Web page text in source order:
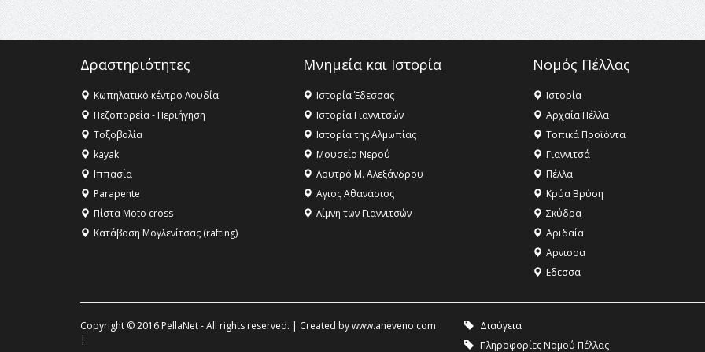
Δραστηριότητες
Κωπηλατικό κέντρο Λουδία
Πεζοπορεία - Περιήγηση
Τοξοβολία
kayak
Ιππασία
Parapente
Πίστα Moto cross
Κατάβαση Μογλενίτσας (rafting)
Μνημεία και Ιστορία
Ιστορία Έδεσσας
Ιστορία Γιαννιτσών
Ιστορία της Αλμωπίας
Μουσείο Νερού
Λουτρό Μ. Αλεξάνδρου
Αγιος Αθανάσιος
Λίμνη των Γιαννιτσών
Νομός Πέλλας
Ιστορία
Αρχαία Πέλλα
Τοπικά Προϊόντα
Γιαννιτσά
Πέλλα
Κρύα Βρύση
Σκύδρα
Αριδαία
Aρνισσα
Eδεσσα
Copyright © 2016 PellaNet - All rights reserved. | Created bywww.aneveno.com
|
Διαύγεια
Πληροφορίες Νομού Πέλλας